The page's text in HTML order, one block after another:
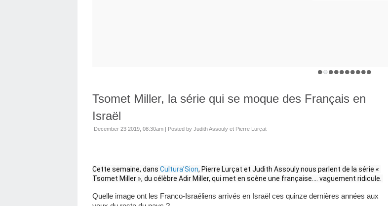
Tsomet Miller, la série qui se moque des Français en
Israël
December 23 2019, 08:30am | Posted by Judith Assouly et Pierre Lurçat
Cette semaine, dans Cultura’Sion, Pierre Lurçat et Judith Assouly nous parlent de la série «
Tsomet Miller », du célèbre Adir Miller, qui met en scène une française…. vaguement ridicule.
Quelle image ont les Franco-Israéliens arrivés en Israël ces quinze dernières années aux